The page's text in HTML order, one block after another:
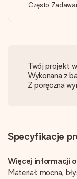
Często
Twój projekt
Wykonana z
Z poręczna
Specyfikacje
Więcej informacji
Materiał: mocna,